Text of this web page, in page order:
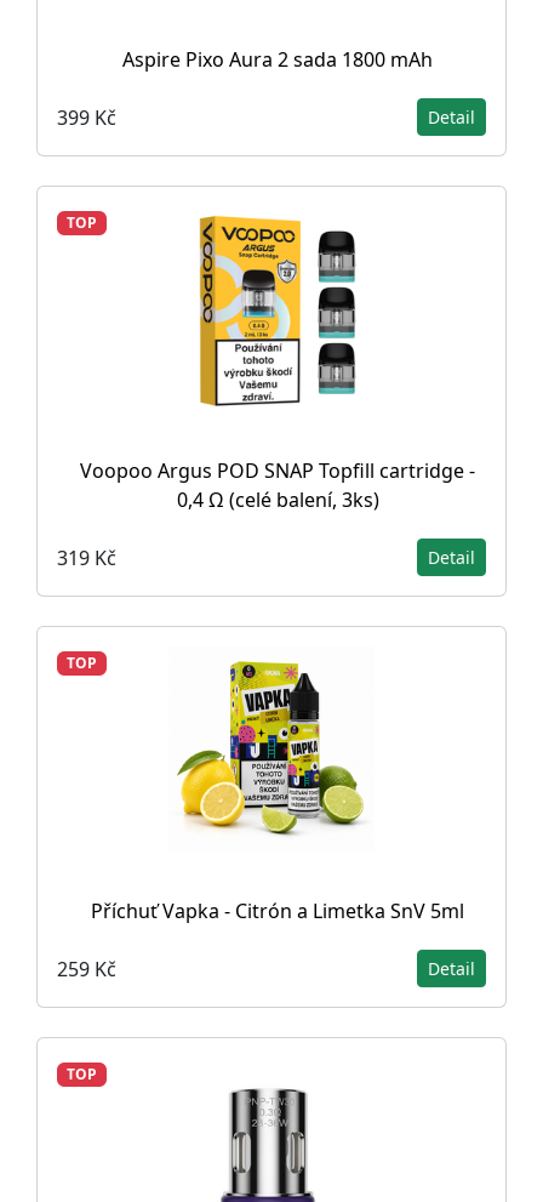
Aspire Pixo Aura 2 sada 1800 mAh
399 Kč Detail
TOP
Voopoo Argus POD SNAP Topfill cartridge -
0,4 Ω (celé balení, 3ks)
319 Kč Detail
TOP
Příchuť Vapka - Citrón a Limetka SnV 5ml
259 Kč Detail
TOP